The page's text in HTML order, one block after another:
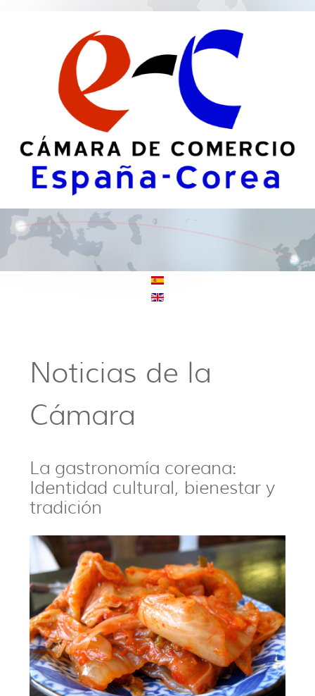
Noticias de la
Cámara
La gastronomía coreana:
Identidad cultural, bienestar y
tradición